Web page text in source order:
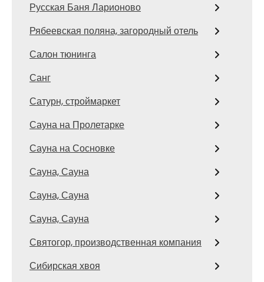
Русская Баня Ларионово
Рябеевская поляна, загородный отель
Салон тюнинга
Санг
Сатурн, строймаркет
Сауна на Пролетарке
Сауна на Сосновке
Сауна, Сауна
Сауна, Сауна
Сауна, Сауна
Святогор, производственная компания
Сибирская хвоя